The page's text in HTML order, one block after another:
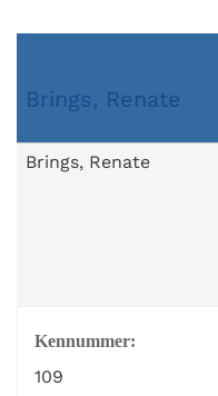
Brings, Renate
Brings, Renate
Kennummer:
109